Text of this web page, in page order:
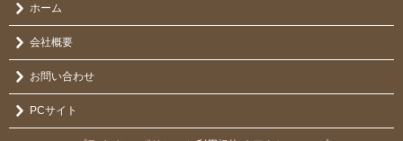
ホーム
会社概要
お問い合わせ
PCサイト